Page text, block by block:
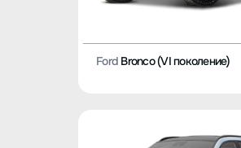
Ford Bronco (VI поколение)